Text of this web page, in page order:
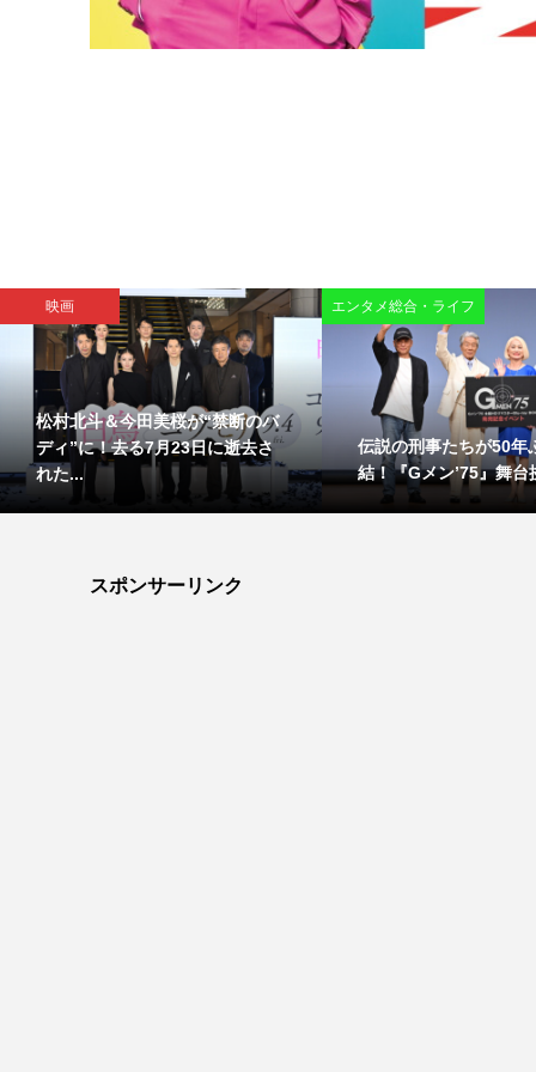
映画
松村北斗＆今田美桜が“禁断のバ
ディ”に！去る7月23日に逝去さ
れた...
エンタメ総合・ライフ
伝説の刑事たちが50年
結！『Gメン’75』舞台
スポンサーリンク